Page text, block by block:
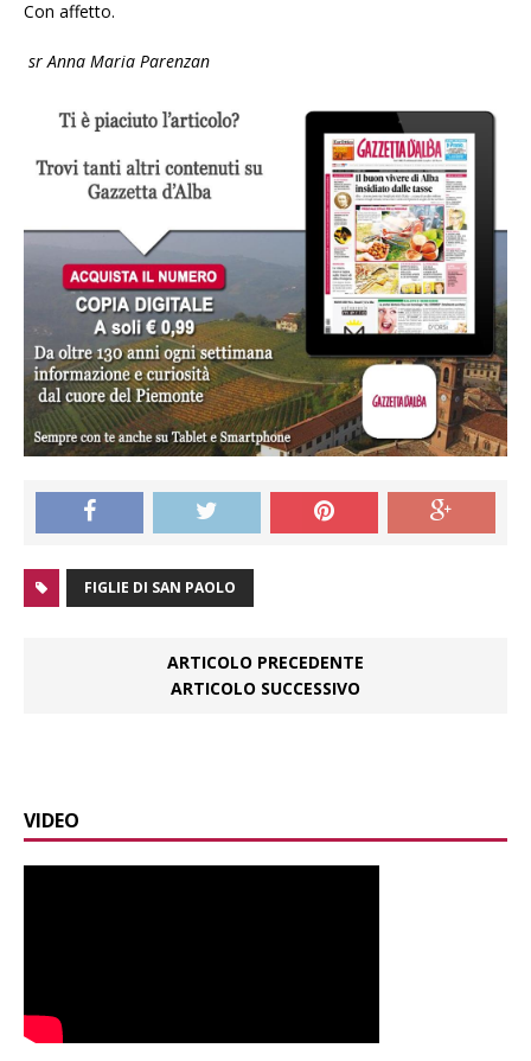
Con affetto.
sr Anna Maria Parenzan
FIGLIE DI SAN PAOLO
ARTICOLO PRECEDENTE
ARTICOLO SUCCESSIVO
VIDEO